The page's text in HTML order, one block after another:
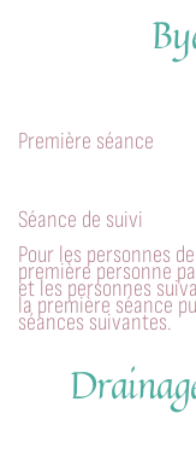
Première séance
Séance de suivi
Pour les personnes
première personne
et les personnes
la première séance
séances suivantes.